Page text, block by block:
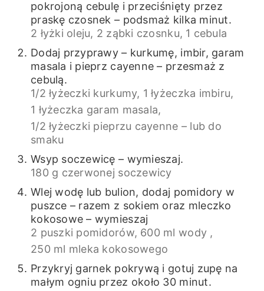
pokrojoną cebulę i przeciśnięty przez
praskę czosnek – podsmaż kilka minut.
2 łyżki oleju, 2 ząbki czosnku, 1 cebula
Dodaj przyprawy – kurkumę, imbir, garam
masala i pieprz cayenne – przesmaż z
cebulą.
1/2 łyżeczki kurkumy, 1 łyżeczka imbiru,
1 łyżeczka garam masala,
1/2 łyżeczki pieprzu cayenne – lub do
smaku
Wsyp soczewicę – wymieszaj.
180 g czerwonej soczewicy
Wlej wodę lub bulion, dodaj pomidory w
puszce – razem z sokiem oraz mleczko
kokosowe – wymieszaj
2 puszki pomidorów, 600 ml wody ,
250 ml mleka kokosowego
Przykryj garnek pokrywą i gotuj zupę na
małym ogniu przez około 30 minut.